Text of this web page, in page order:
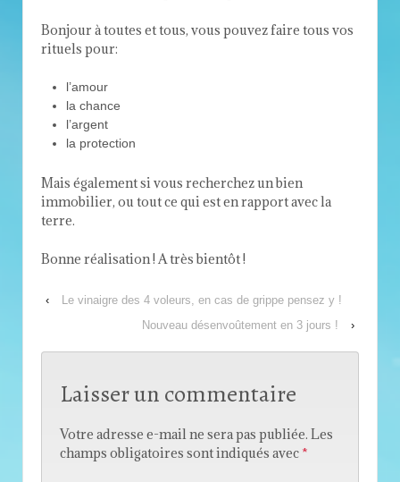
Bonjour à toutes et tous, vous pouvez faire tous vos
rituels pour:
l’amour
la chance
l’argent
la protection
Mais également si vous recherchez un bien
immobilier, ou tout ce qui est en rapport avec la
terre.
Bonne réalisation ! A très bientôt !
‹
Le vinaigre des 4 voleurs, en cas de grippe pensez y !
Nouveau désenvoûtement en 3 jours !
›
Laisser un commentaire
Votre adresse e-mail ne sera pas publiée. Les
champs obligatoires sont indiqués avec *